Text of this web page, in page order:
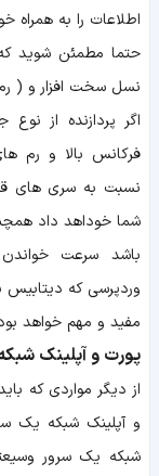
اطلاعات را به همراه
حتما مطمئن شوید
نسل سخت افزار و ( رم
اگر پردازنده از
نسبت به سری های
باشد سرعت
وردپرسی که دیتابیس
مفید و مهم خواهد
پورت و آپلینک
از دیگر مواردی که
و آپلینک شبکه یک